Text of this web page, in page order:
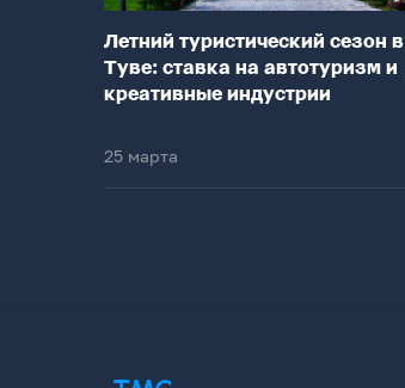
Летний туристический сезон в
Туве: ставка на автотуризм и
креативные индустрии
25 марта